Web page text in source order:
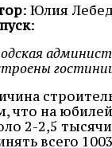
: Юлия
:
что на
2-2,5
всего